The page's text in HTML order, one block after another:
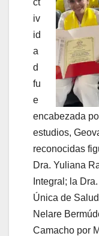
iv
id
a
d
fu
e
encabezada
estudios,
reconocidas
Dra. Yuliana
Integral; la
Única de
Nelare
Camacho por